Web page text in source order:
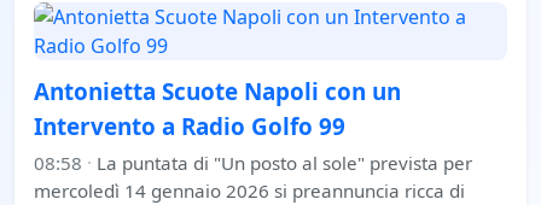
Antonietta Scuote Napoli con un
Intervento a Radio Golfo 99
08:58 · La puntata di "Un posto al sole" prevista per
mercoledì 14 gennaio 2026 si preannuncia ricca di